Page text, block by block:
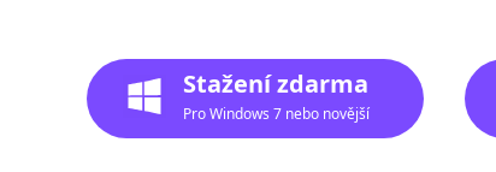
Stažení zdarma
Pro Windows 7 nebo novější